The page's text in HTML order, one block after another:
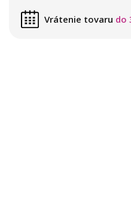
Vrátenie tovaru do